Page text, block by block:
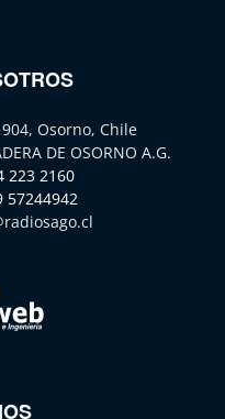
Osorno, Chile
DE OSORNO A.G.
223 2160
57244942